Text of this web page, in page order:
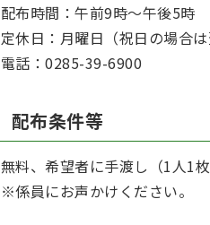
配布時間：午前9時～午後5時
定休日：月曜日（祝日の場合
電話：0285-39-6900
配布条件等
無料、希望者に手渡し（1人1枚
※係員にお声かけください。